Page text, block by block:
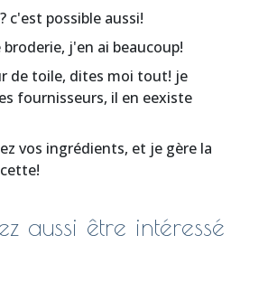
c'est possible aussi!
j'en ai beaucoup!
de toile, dites moi tout! je
fournisseurs, il en eexiste
vos ingrédients, et je gère la
aussi être intéressé